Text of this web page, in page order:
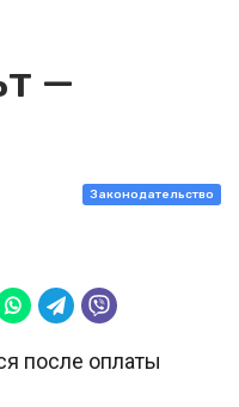
—
Законодательство
после оплаты